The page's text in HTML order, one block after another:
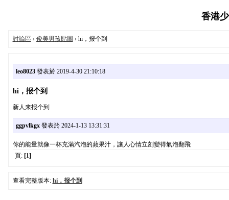
香港
討論區 › 俊美男孩貼圖 › hi，报个到
leo8023發表於 2019-4-30 21:10:18
hi，报个到
新人来报个到
ggpvlkgx發表於 2024-1-13 13:31:31
你的能量就像一杯充滿汽泡的蘋果汁，讓人心情立刻變得氣泡翻飛
頁: [1]
查看完整版本: hi，报个到